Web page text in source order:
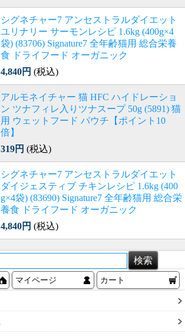
シグネチャー7 アンセストラルダイエット
ユリナリー サーモンレシピ 1.6kg (400g×4
袋) (83706) Signature7 全年齢猫用 総合栄養
食 ドライフード オーガニック
4,840円 (税込)
アルモネイチャー 猫 HFC ハイドレーショ
ン ツナフィレ入りツナスープ 50g (5891) 猫
用 ウェットフード パウチ【ポイント10
倍】
319円 (税込)
シグネチャー7 アンセストラルダイエット
ダイジェスティブ チキンレシピ 1.6kg (400
g×4袋) (83690) Signature7 全年齢猫用 総合栄
養食 ドライフード オーガニック
4,840円 (税込)
マイページ カート